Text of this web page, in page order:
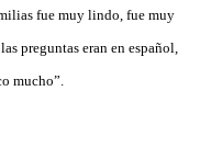
fue muy lindo, fue muy
preguntas eran en español,
mucho”.